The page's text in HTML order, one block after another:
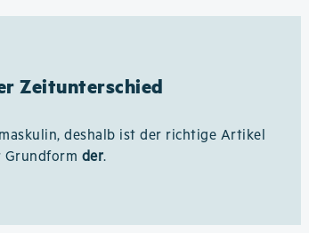
Zeitunterschied
deshalb ist der richtige Artikel
Grundform der.